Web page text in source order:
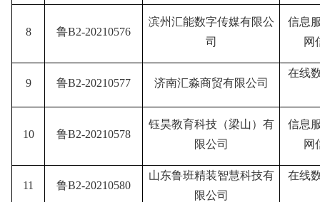
8 鲁B2-20210576
滨州汇能数字传媒有限公
司
信息
网
9 鲁B2-20210577 济南汇淼商贸有限公司
在线
10 鲁B2-20210578
钰昊教育科技（梁山）有
限公司
信息
网
11 鲁B2-20210580
山东鲁班精装智慧科技有
限公司
在线